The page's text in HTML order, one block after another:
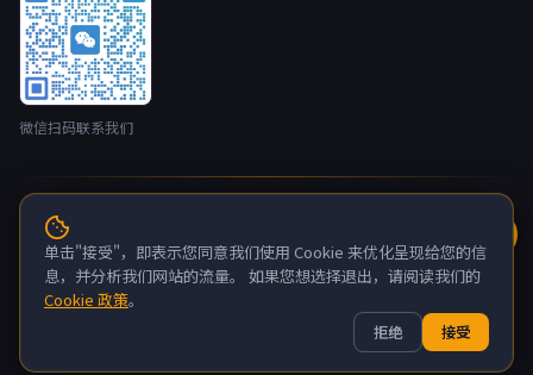
微信扫码联系我们
© 2026 蜂巢云盒 nestbox.top · 开发者：广州蚂侠网络技术有限
公司 版权所有
粤ICP备2022132880号-6
单击"接受"，即表示您同意我们使用 Cookie 来优化呈现给您的信
息，并分析我们网站的流量。 如果您想选择退出，请阅读我们的
Cookie 政策。
拒绝 接受